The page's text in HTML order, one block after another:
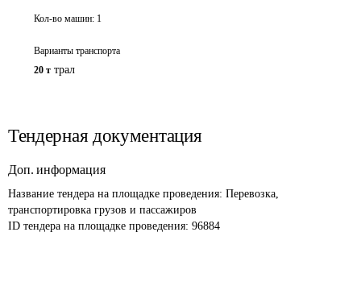
Кол-во машин: 1
Варианты транспорта
20 т трал
Тендерная документация
Доп. информация
Название тендера на площадке проведения: Перевозка,
транспортировка грузов и пассажиров
ID тендера на площадке проведения: 96884